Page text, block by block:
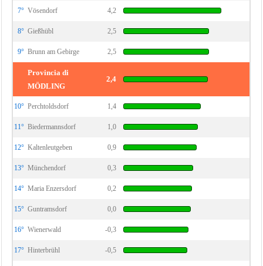
7° Vösendorf 4,2
8° Gießhübl 2,5
9° Brunn am Gebirge 2,5
Provincia di
MÖDLING
2,4
10° Perchtoldsdorf 1,4
11° Biedermannsdorf 1,0
12° Kaltenleutgeben 0,9
13° Münchendorf 0,3
14° Maria Enzersdorf 0,2
15° Guntramsdorf 0,0
16° Wienerwald -0,3
17° Hinterbrühl -0,5